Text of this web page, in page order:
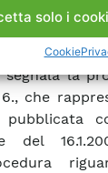
solo i
Cookie
e
per il
segnala la
che
pubblicata
del